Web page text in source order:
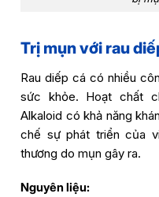
Trị mụn với rau
Rau diếp cá có nhiều
sức khỏe. Hoạt chất
Alkaloid có khả năng
chế sự phát triển của
thương do mụn gây ra.
Nguyên liệu: